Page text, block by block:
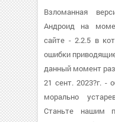
Взломанная
Андроид на
сайте - 2.2.5 в
ошибки
данный момент
21 сент. 2023?г. -
морально
Станьте нашим